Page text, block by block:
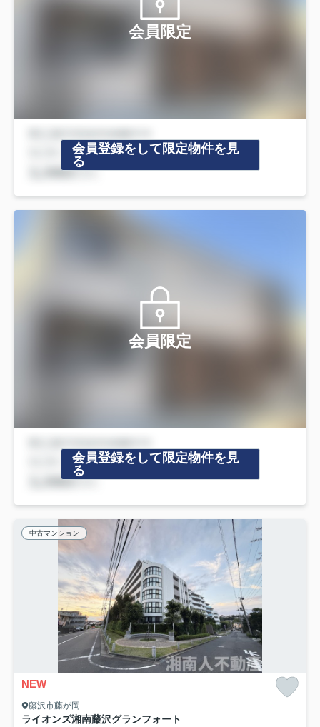
会員限定
会員登録をして限定物件を見
る
会員限定
会員登録をして限定物件を見
る
中古マンション
NEW
藤沢市藤が岡
ライオンズ湘南藤沢グランフォート